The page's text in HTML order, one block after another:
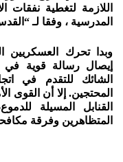
المدرسية ، وفقا لـ
وبدا تحرك العسكريين
إيصال رسالة قوية في
الشائك للتقدم في
المحتجين. إلا أن القوى
القنابل المسيلة
المتظاهرين وفرقة